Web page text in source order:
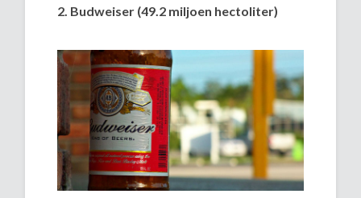
2. Budweiser (49.2 miljoen hectoliter)